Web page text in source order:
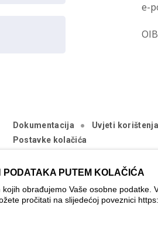
PODATAKA PUTEM KOLAČIĆA
obrađujemo Vaše osobne podatke.
pročitati na slijedećoj poveznici
e-
Dokumentacija Uvjeti korištenja
Postavke kolačića
Ova mrežna stranica je ostvarena uz
se ne može smatrati odgovornom pri